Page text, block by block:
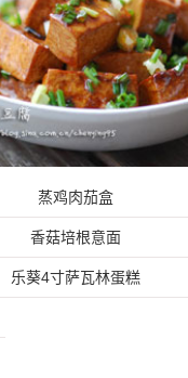
蒸鸡肉茄盒
香菇培根意面
乐葵4寸萨瓦林蛋糕